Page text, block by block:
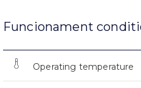
Funcionament
Operating temperature